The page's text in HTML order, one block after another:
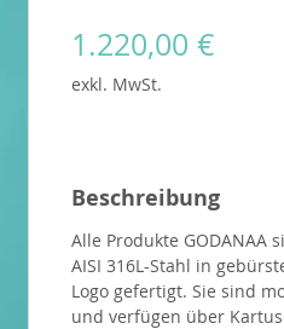
1.220,00 €
exkl. MwSt.
Beschreibung
Alle Produkte GODANAA
AISI 316L-Stahl in
Logo gefertigt. Sie sind
und verfügen über